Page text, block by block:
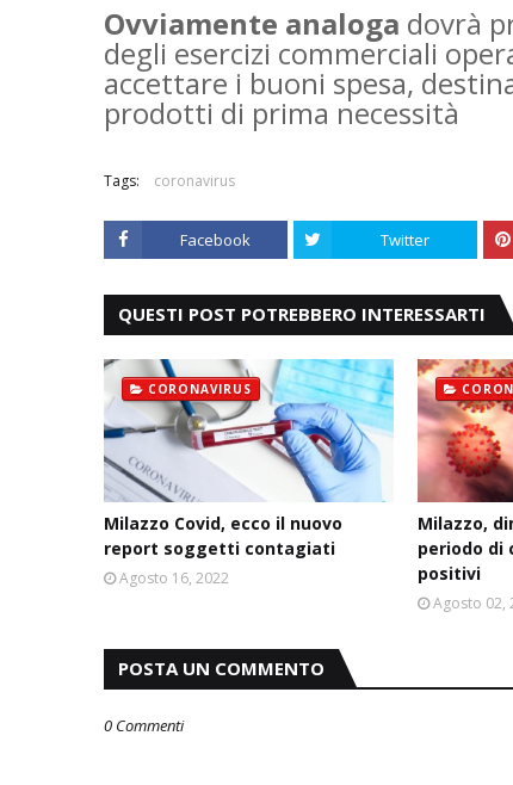
Ovviamente analoga dovrà
degli esercizi commerciali
accettare i buoni spesa,
prodotti di prima necessità
Tags: coronavirus
Facebook Twitter
QUESTI POST POTREBBERO INTERESSARTI
CORONAVIRUS
Milazzo Covid, ecco il nuovo
report soggetti contagiati
Agosto 16, 2022
Milazzo,
periodo di
positivi
Agosto 02,
POSTA UN COMMENTO
0 Commenti